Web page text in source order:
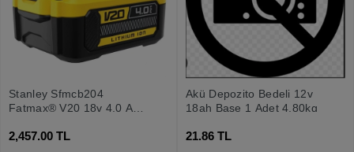
Stanley Sfmcb204
Fatmax® V20 18v 4.0 Ah
2,457.00 TL
Akü Depozito Bedeli 12v
18ah Base 1 Adet 4,80kg
21.86 TL